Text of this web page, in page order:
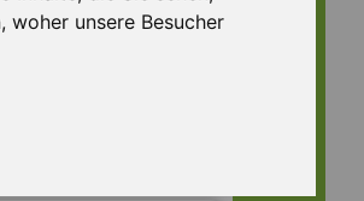
woher unsere Besucher